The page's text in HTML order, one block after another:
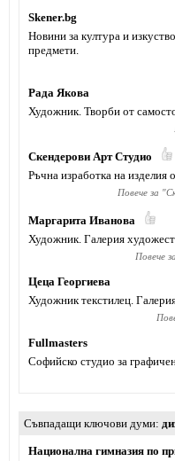
Skener.bg
Новини за култура и
предмети.
Рада Якова
Художник. Творби от
Скендерови Арт Студио
Ръчна изработка на изделия
Повече за "
Маргарита Иванова
Художник. Галерия
Повече
Цеца Георгиева
Художник текстилец.
Fullmasters
Софийско студио за
Съвпадащи ключови думи
Национална гимназия по